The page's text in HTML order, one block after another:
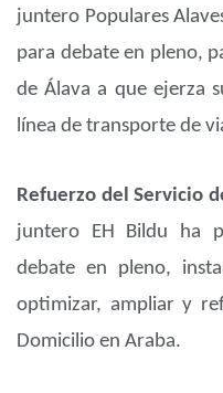
juntero Populares
para debate en pleno,
de Álava a que ejerza
línea de transporte de
Refuerzo del Servicio
juntero EH Bildu ha
debate en pleno,
optimizar, ampliar y
Domicilio en Araba.